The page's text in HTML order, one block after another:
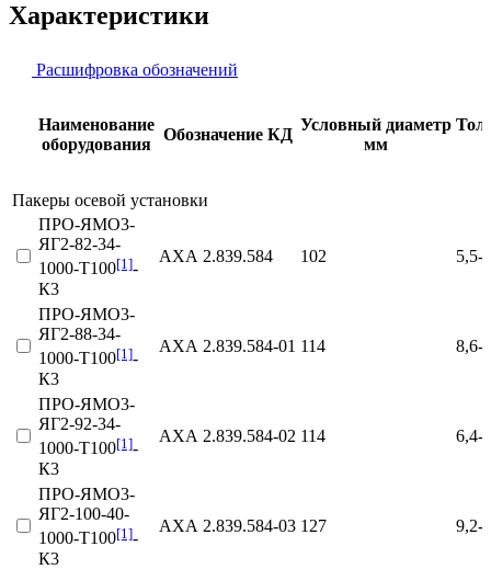
Характеристики
Расшифровка обозначений
Наименование
оборудования
Обозначение КД
Условный диаметр
мм
Пакеры осевой установки
ПРО-ЯМО3-
ЯГ2-82-34-
1000-Т100[1]-
К3
АХА 2.839.584 102 5,5-7
ПРО-ЯМО3-
ЯГ2-88-34-
1000-Т100[1]-
К3
АХА 2.839.584‑01 114 8,6-
ПРО-ЯМО3-
ЯГ2-92-34-
1000-Т100[1]-
К3
АХА 2.839.584‑02 114 6,4-
ПРО-ЯМО3-
ЯГ2-100-40-
1000-Т100[1]-
К3
АХА 2.839.584‑03 127 9,2-